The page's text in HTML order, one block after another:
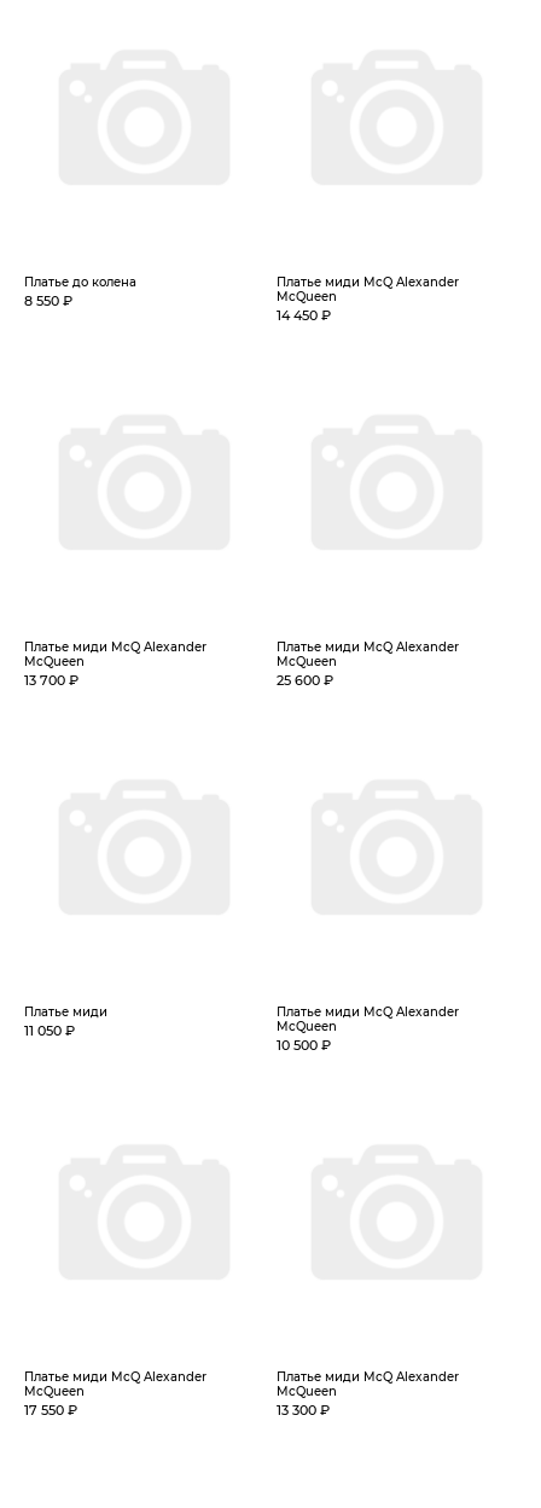
Платье до колена
8 550 ₽
Платье миди McQ Alexander
McQueen
14 450 ₽
Платье миди McQ Alexander
McQueen
13 700 ₽
Платье миди McQ Alexander
McQueen
25 600 ₽
Платье миди
11 050 ₽
Платье миди McQ Alexander
McQueen
10 500 ₽
Платье миди McQ Alexander
McQueen
17 550 ₽
Платье миди McQ Alexander
McQueen
13 300 ₽